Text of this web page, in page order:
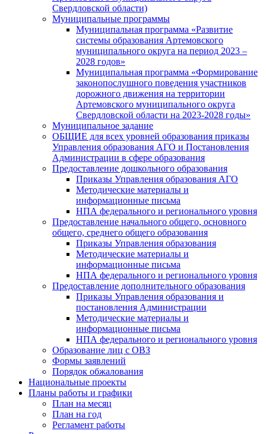
Свердловской области)
Муниципальные программы
Муниципальная программа «Развитие
системы образования Артемовского
муниципального округа на период 2023 –
2028 годов»
Муниципальная программа «Формирование
законопослушного поведения участников
дорожного движения на территории
Артемовского муниципального округа
Свердловской области на 2023-2028 годы»
Муниципальное задание
ОБЩИЕ для всех уровней образования приказы
Управления образования АГО и Постановления
Администрации в сфере образования
Предоставление дошкольного образования
Приказы Управления образования АГО
Методические материалы и
информационные письма
НПА федерального и регионального уровня
Предоставление начального общего, основного
общего, среднего общего образования
Приказы Управления образования
Методические материалы и
информационные письма
НПА федерального и регионального уровня
Предоставление дополнительного образования
Приказы Управления образования и
постановления Администрации
Методические материалы и
информационные письма
НПА федерального и регионального уровня
Образование лиц с ОВЗ
Формы заявлений
Порядок обжалования
Национальные проекты
Планы работы и графики
План на месяц
План на год
Регламент работы